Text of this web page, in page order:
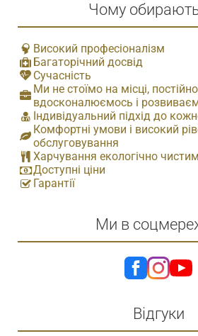
Чому
Високий професіоналізм
Багаторічний досвід
Сучасність
Ми не стоїмо на місці, постійно
вдосконалюємось і
Індивідуальний підхід до
Комфортні умови і високий
обслуговування
Харчування екологічно
Доступні ціни
Гарантії
Ми в
Відгуки